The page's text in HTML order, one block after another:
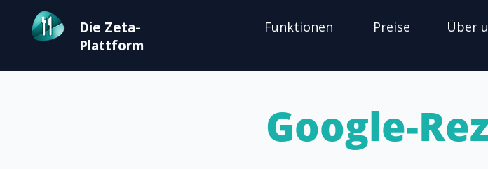
Die Zeta-
Plattform
Funktionen Preise Über
Google-